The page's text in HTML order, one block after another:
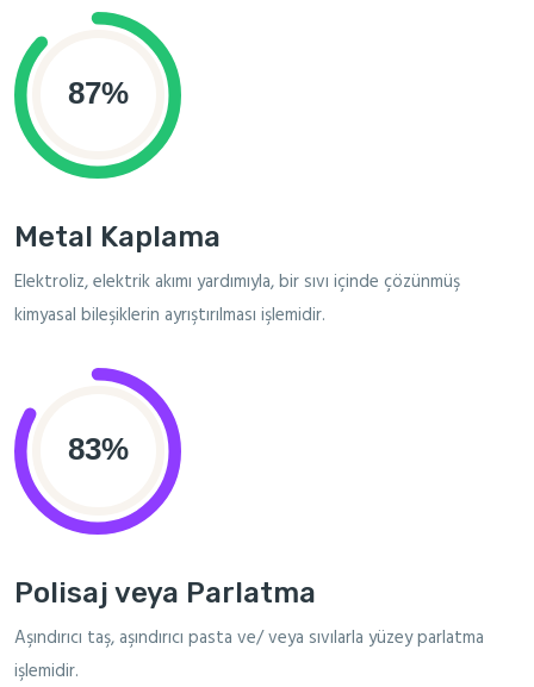
Metal Kaplama
Elektroliz, elektrik akımı yardımıyla, bir sıvı içinde çözünmüş
kimyasal bileşiklerin ayrıştırılması işlemidir.
Polisaj veya Parlatma
Aşındırıcı taş, aşındırıcı pasta ve/ veya sıvılarla yüzey parlatma
işlemidir.